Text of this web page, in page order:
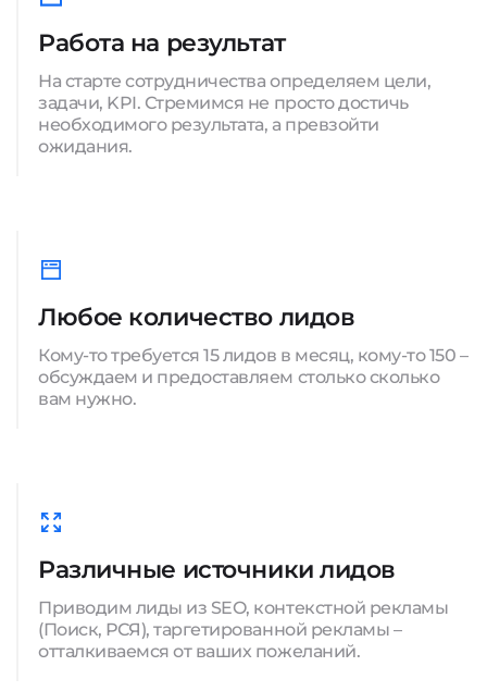
Работа на результат
На старте сотрудничества определяем цели,
задачи, KPI. Стремимся не просто достичь
необходимого результата, а превзойти
ожидания.
Любое количество лидов
Кому-то требуется 15 лидов в месяц, кому-то 150 –
обсуждаем и предоставляем столько сколько
вам нужно.
Различные источники лидов
Приводим лиды из SEO, контекстной рекламы
(Поиск, РСЯ), таргетированной рекламы –
отталкиваемся от ваших пожеланий.